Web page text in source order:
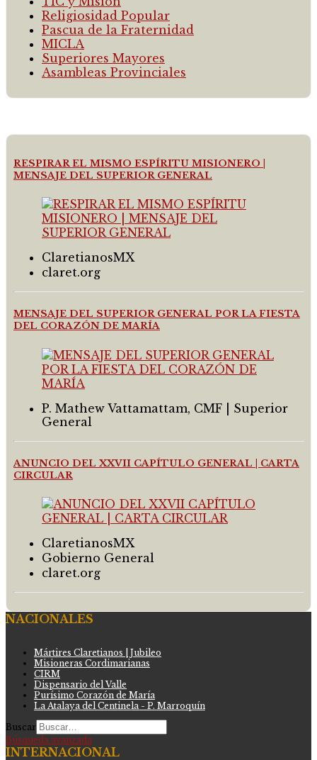
Religiosidad Popular
Pascua de la Fraternidad
MICLA
Superiores Mayores
Asambleas Provinciales
RESPIRAR EL MISMO ESPÍRITU MISIONERO |
MENSAJE DEL SUPERIOR GENERAL
ClaretianosMX
claret.org
MENSAJE DEL SUPERIOR GENERAL POR LA FIESTA
DEL CORAZÓN DE MARÍA
P. Mathew Vattamattam, CMF | Superior
General
ANUNCIO DEL XXVII CAPÍTULO GENERAL | CARTA
CIRCULAR
ClaretianosMX
Gobierno General
claret.org
NACIONALES
Mártires Claretianos | Jubileo
Misioneras Cordimarianas
CIRM
Dispensario del Valle
Purísimo Corazón de María
La Atalaya del Centinela - P. Marroquín
Buscar
Búsqueda avanzada
INTERNACIONAL